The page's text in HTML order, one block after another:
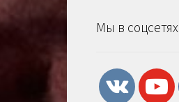
Мы в соцсетях